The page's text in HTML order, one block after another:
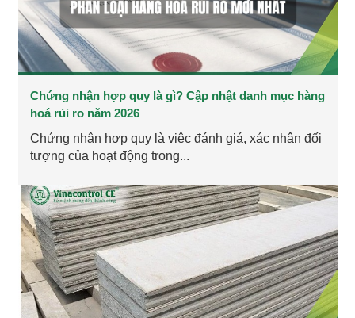
Chứng nhận hợp quy là gì? Cập nhật danh mục hàng
hoá rủi ro năm 2026
Chứng nhận hợp quy là việc đánh giá, xác nhận đối
tượng của hoạt động trong...